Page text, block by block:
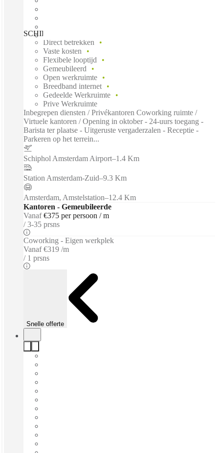
SCHIPHOL AIRPORT, Spaces Schiphol, Schiphol, 1118 CZ
Direct betrekken
Vaste kosten
Flexibele looptijd
Gemeubileerd
Open werkruimte
Breedband internet
Gedeelde Werkruimte
Prive Werkruimte
Inbegrepen diensten / Privékantoren Coworking ruimte /
Virtuele kantoren / Opening in oktober - 24-uurs toegang -
Barista ter plaatse - Uitgeruste vergaderzalen - Receptie -
Parkeren op het terrein...
Schiphol Amsterdam Airport–1.4 Km
Station Amsterdam-Zuid–9.3 Km
Amsterdam, Amstelstation–12.4 Km
Kantoren - Gemeubileerde
Vanaf €375 per persoon / m
3-35 prsns
Coworking - Eigen werkplek
Vanaf €319 /m
1 prsns
Snelle offerte